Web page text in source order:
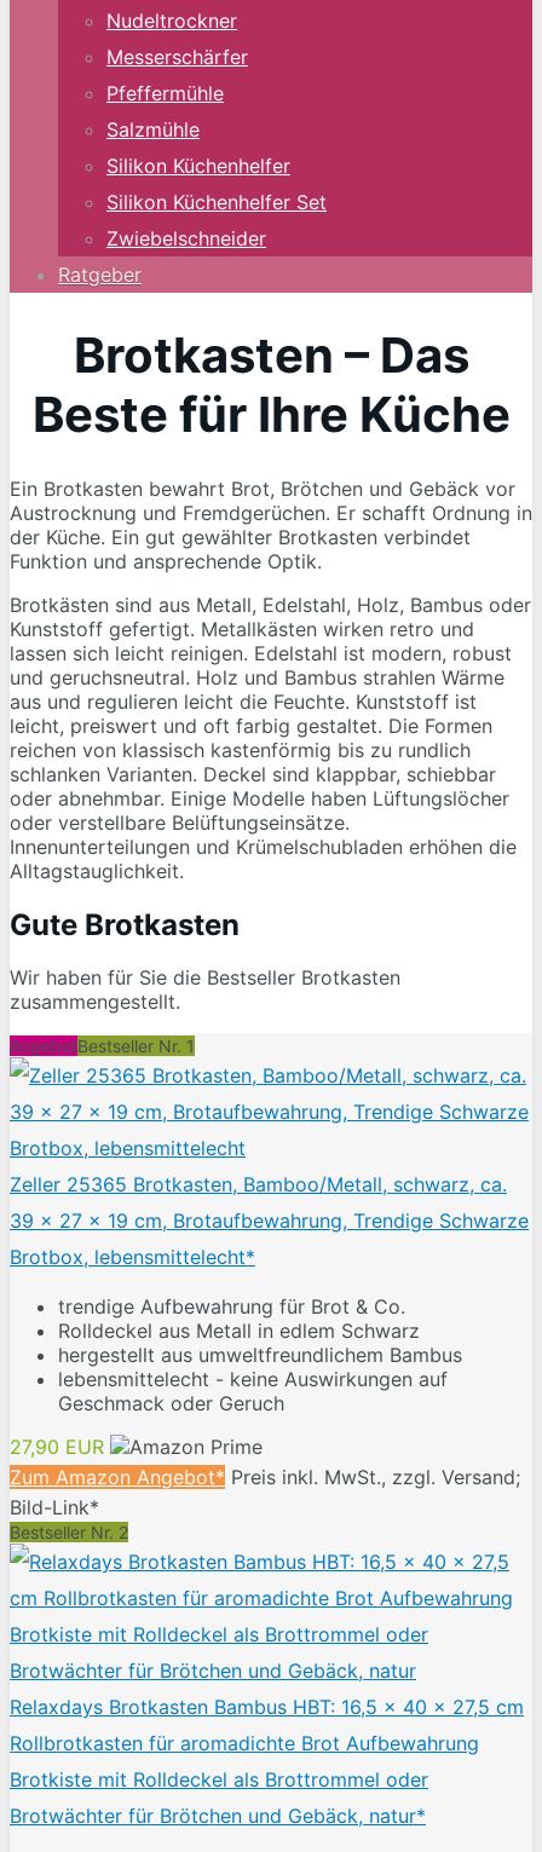
Nudeltrockner
Messerschärfer
Pfeffermühle
Salzmühle
Silikon Küchenhelfer
Silikon Küchenhelfer Set
Zwiebelschneider
Ratgeber
Brotkasten – Das
Beste für Ihre Küche
Ein Brotkasten bewahrt Brot, Brötchen und Gebäck vor
Austrocknung und Fremdgerüchen. Er schafft Ordnung in
der Küche. Ein gut gewählter Brotkasten verbindet
Funktion und ansprechende Optik.
Brotkästen sind aus Metall, Edelstahl, Holz, Bambus oder
Kunststoff gefertigt. Metallkästen wirken retro und
lassen sich leicht reinigen. Edelstahl ist modern, robust
und geruchsneutral. Holz und Bambus strahlen Wärme
aus und regulieren leicht die Feuchte. Kunststoff ist
leicht, preiswert und oft farbig gestaltet. Die Formen
reichen von klassisch kastenförmig bis zu rundlich
schlanken Varianten. Deckel sind klappbar, schiebbar
oder abnehmbar. Einige Modelle haben Lüftungslöcher
oder verstellbare Belüftungseinsätze.
Innenunterteilungen und Krümelschubladen erhöhen die
Alltagstauglichkeit.
Gute Brotkasten
Wir haben für Sie die Bestseller Brotkasten
zusammengestellt.
AngebotBestseller Nr. 1
Zeller 25365 Brotkasten, Bamboo/Metall, schwarz, ca.
39 x 27 x 19 cm, Brotaufbewahrung, Trendige Schwarze
Brotbox, lebensmittelecht*
trendige Aufbewahrung für Brot & Co.
Rolldeckel aus Metall in edlem Schwarz
hergestellt aus umweltfreundlichem Bambus
lebensmittelecht - keine Auswirkungen auf
Geschmack oder Geruch
27,90 EUR
Zum Amazon Angebot* Preis inkl. MwSt., zzgl. Versand;
Bild-Link*
Bestseller Nr. 2
Relaxdays Brotkasten Bambus HBT: 16,5 x 40 x 27,5 cm
Rollbrotkasten für aromadichte Brot Aufbewahrung
Brotkiste mit Rolldeckel als Brottrommel oder
Brotwächter für Brötchen und Gebäck, natur*